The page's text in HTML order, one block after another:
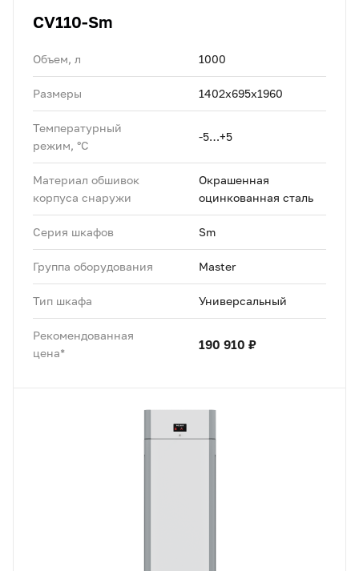
CV110-Sm
Объем, л 1000
Размеры 1402х695х1960
Температурный
режим, °C
-5…+5
Материал обшивок
корпуса снаружи
Окрашенная
оцинкованная сталь
Серия шкафов Sm
Группа оборудования Master
Тип шкафа Универсальный
Рекомендованная
цена*
190 910 ₽